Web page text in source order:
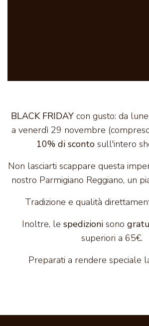
BLACK FRIDAYcon gusto: da
a venerdì 29 novembre
10% di sconto sull'intero
Non lasciarti scappare questa
nostro Parmigiano Reggiano, un
Tradizione e qualità
Inoltre, le spedizioni sono
superiori a 65€.
Preparati a rendere speciale